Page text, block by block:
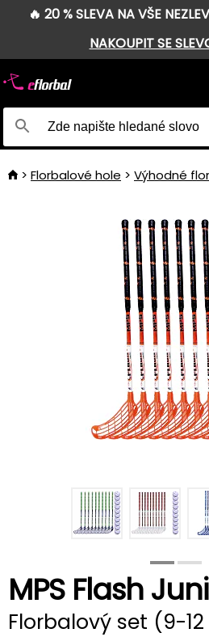
🔥 20 % SLEVA NA VŠE
NAKOUPIT SE
Florbalové hole Výhodné
MPS Flash
Florbalový set (9-